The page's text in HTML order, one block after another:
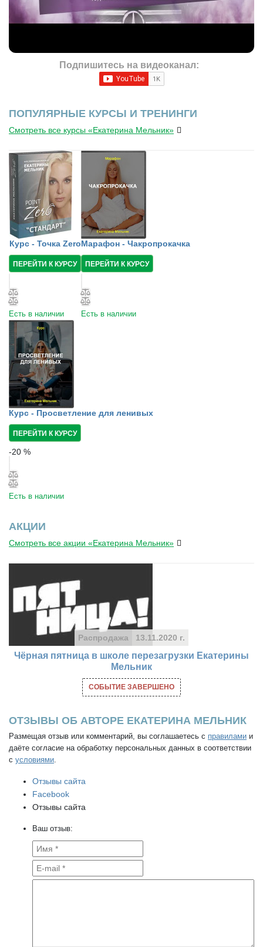
Подпишитесь на видеоканал:
ПОПУЛЯРНЫЕ КУРСЫ И ТРЕНИНГИ
Смотреть все курсы «Екатерина Мельник»
Курс - Точка Zero
ПЕРЕЙТИ К КУРСУ
Есть в наличии
Марафон - Чакропрокачка
ПЕРЕЙТИ К КУРСУ
Есть в наличии
Курс - Просветление для ленивых
ПЕРЕЙТИ К КУРСУ
-20 %
Есть в наличии
АКЦИИ
Смотреть все акции «Екатерина Мельник»
Распродажа 13.11.2020 г.
Чёрная пятница в школе перезагрузки Екатерины
Мельник
СОБЫТИЕ ЗАВЕРШЕНО
ОТЗЫВЫ ОБ АВТОРЕ ЕКАТЕРИНА МЕЛЬНИК
Размещая отзыв или комментарий, вы соглашаетесь с правилами и
даёте согласие на обработку персональных данных в соответствии
с условиями.
Отзывы сайта
Facebook
Отзывы сайта
Ваш отзыв: